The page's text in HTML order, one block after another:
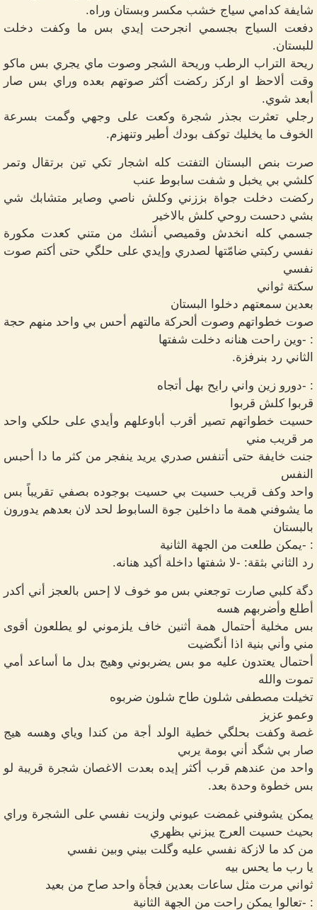
شايفة كدامي سياج خشب مكسر وبستان وراه.
دفعت السياج بجسمي انجرحت إيدي بس ما وكفت دخلت
للبستان.
ريحة التراب الرطب وريحة الشجر وصوت ماي يجري بس ماكو
وقت ألاحظ او اركز ركضت أكثر صوتهم بعده وراي بس صار
أبعد شوي.
رجلي تعثرت بجذر شجرة وكعت على وجهي وگمت بسرعة
الخوف ما يخليك توكف بودك أطير وتنهزم.
صرت بنص البستان التفتت كله اشجار تكي تين برتقال وتمر
كلشي بي يخبل و شفت سابوط عنب
ركضت دخلت جواة بززني وكلش ناصي وصاير متشابك شي
بشي دحست روحي كلش بالاخير
جسمي كله انخدش وقميصي أنشك من متني كعدت مكورة
نفسي ركبتي ضامّتها لصدري وإيدي على حلگي حتى أكتم صوت
نفسي
سكتة ثواني
بعدين سمعتهم دخلوا البستان
صوت خطواتهم وصوت ألحركة مالتهم أحس بي واحد منهم حجة
: -وين راحت هنانه دخلت شفتها
الثاني رد بنرفزة.
: -دورو زين واني رايح بهل أتجاه
قربوا كلش قربوا
حسيت خطواتهم تصير أقرب أباوعلهم وأيدي على حلكي واحد
مر قريب مني
جنت خايفة حتى أتنفس صدري يريد ينفجر من كثر ما دا أحبس
النفس
واحد وكف قريب حسيت بي حسيت بوجوده بصفي تقريباً بس
ما يشوفني همة ما داخلين جوة السابوط لحد لان بعدهم يدورون
بالبستان
: -يمكن طلعت من الجهة الثانية
رد الثاني بثقة: -لا شفتها داخلة أكيد هنانه.
دگة كلبي صارت توجعني بس مو خوف لا إحس بالعجز أني أكدر
أطلع وأضربهم هسه
بس مخلية أحتمال همة أثنين خاف يلزموني لو يطلعون أقوى
مني وأني بنية اذا أنگضيت
أحتمال يعتدون عليه مو بس يضربوني وهيج بدل ما أساعد أمي
تموت والله
تخيلت مصطفى شلون طاح شلون ضربوه
وعمو عزيز
غصة وكفت بحلگي خطية الولد أجة من كندا وياي وهسه هيج
صار بي شگد أني بومة يربي
واحد من عندهم قرب أكثر إيده بعدت الاغصان شجرة قريبة لو
بس خطوة وحدة بعد.
يمكن يشوفني غمضت عيوني ولزيت نفسي على الشجرة وراي
بحيث حسيت العرج يبزني بظهري
من كد ما لازكة نفسي عليه وگلت بيني وبين نفسي
يا رب ما يحس بيه
ثواني مرت مثل ساعات بعدين فجأة واحد صاح من بعيد
: -تعالوا يمكن راحت من الجهة الثانية